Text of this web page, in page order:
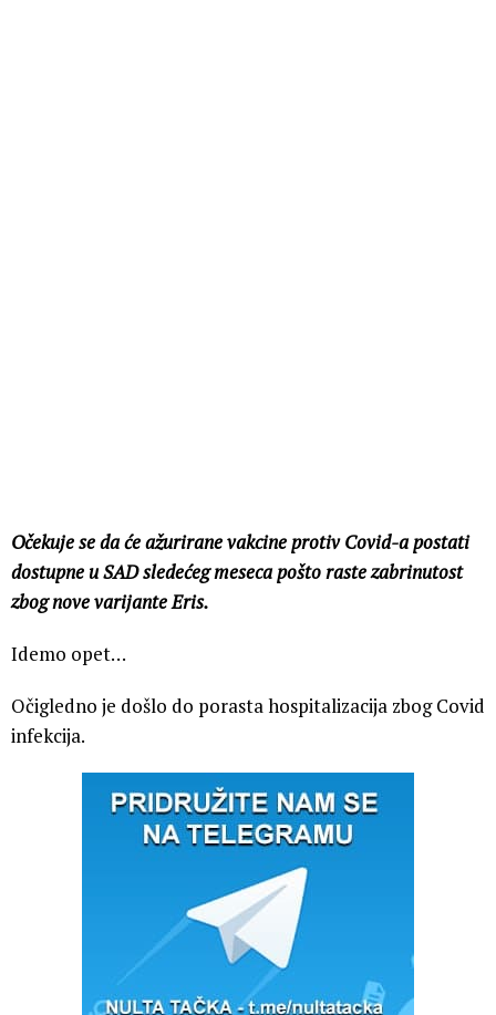
Očekuje se da će ažurirane vakcine protiv Covid-a postati
dostupne u SAD sledećeg meseca pošto raste zabrinutost
zbog nove varijante Eris.
Idemo opet…
Očigledno je došlo do porasta hospitalizacija zbog Covid
infekcija.